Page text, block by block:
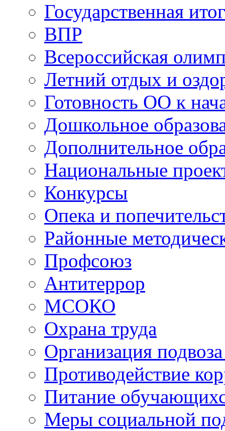
Государственная
ВПР
Всероссийская
Летний отдых и
Готовность ОО к
Дошкольное
Дополнительное
Национальные
Конкурсы
Опека и
Районные
Профсоюз
Антитеррор
МСОКО
Охрана труда
Организация
Противодействие
Питание
Меры социальной